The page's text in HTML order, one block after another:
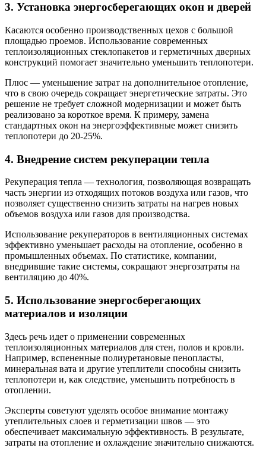
3. Установка энергосберегающих окон и дверей
Касаются особенно производственных цехов с большой
площадью проемов. Использование современных
теплоизоляционных стеклопакетов и герметичных дверных
конструкций помогает значительно уменьшить теплопотери.
Плюс — уменьшение затрат на дополнительное отопление,
что в свою очередь сокращает энергетические затраты. Это
решение не требует сложной модернизации и может быть
реализовано за короткое время. К примеру, замена
стандартных окон на энергоэффективные может снизить
теплопотери до 20-25%.
4. Внедрение систем рекуперации тепла
Рекуперация тепла — технология, позволяющая возвращать
часть энергии из отходящих потоков воздуха или газов, что
позволяет существенно снизить затраты на нагрев новых
объемов воздуха или газов для производства.
Использование рекуператоров в вентиляционных системах
эффективно уменьшает расходы на отопление, особенно в
промышленных объемах. По статистике, компании,
внедрившие такие системы, сокращают энергозатраты на
вентиляцию до 40%.
5. Использование энергосберегающих
материалов и изоляции
Здесь речь идет о применении современных
теплоизоляционных материалов для стен, полов и кровли.
Например, вспененные полиуретановые пенопласты,
минеральная вата и другие утеплители способны снизить
теплопотери и, как следствие, уменьшить потребность в
отоплении.
Эксперты советуют уделять особое внимание монтажу
утеплительных слоев и герметизации швов — это
обеспечивает максимальную эффективность. В результате,
затраты на отопление и охлаждение значительно снижаются.